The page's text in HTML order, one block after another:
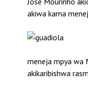
akiwa kama
meneja mpya wa
akikaribishwa